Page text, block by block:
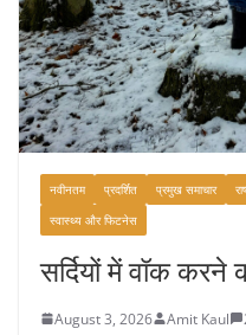
नवीनतम प्रदर्शित प्रमुख समाचार
स्वास्थ्य और फिटनेस
सर्दियों में वॉक
August 3, 2026 Amit Kaul